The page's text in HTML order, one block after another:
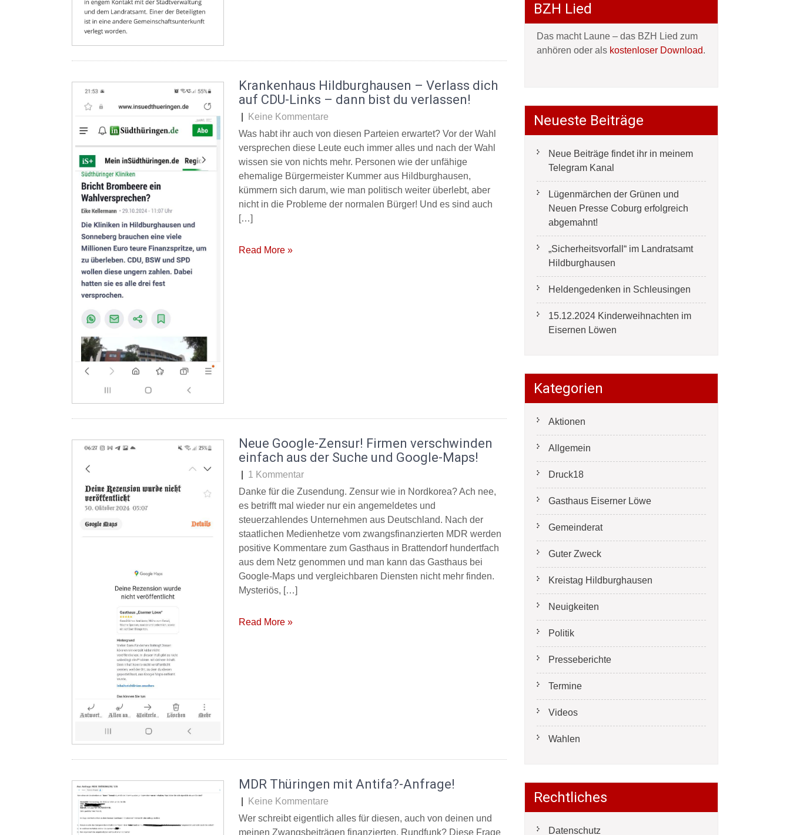
Krankenhaus Hildburghausen – Verlass dich
auf CDU-Links – dann bist du verlassen!
Keine Kommentare
Was habt ihr auch von diesen Parteien erwartet? Vor der Wahl
versprechen diese Leute euch immer alles und nach der Wahl
wissen sie von nichts mehr. Personen wie der unfähige
ehemalige Bürgermeister Kummer aus Hildburghausen,
kümmern sich darum, wie man politisch weiter überlebt, aber
nicht in die Probleme der normalen Bürger! Und es sind auch
[…]
Read More »
Neue Google-Zensur! Firmen verschwinden
einfach aus der Suche und Google-Maps!
1 Kommentar
Danke für die Zusendung. Zensur wie in Nordkorea? Ach nee,
es betrifft mal wieder nur ein angemeldetes und
steuerzahlendes Unternehmen aus Deutschland. Nach der
staatlichen Medienhetze vom zwangsfinanzierten MDR werden
positive Kommentare zum Gasthaus in Brattendorf hundertfach
aus dem Netz genommen und man kann das Gasthaus bei
Google-Maps und vergleichbaren Diensten nicht mehr finden.
Mysteriös, […]
Read More »
MDR Thüringen mit Antifa?-Anfrage!
Keine Kommentare
Wer schreibt eigentlich alles für diesen, auch von deinen und
meinen Zwangsbeiträgen finanzierten, Rundfunk? Diese Frage
BZH Lied
Das macht Laune – das BZH Lied zum
anhören oder als kostenloser Download.
Neueste Beiträge
Neue Beiträge findet ihr in meinem
Telegram Kanal
Lügenmärchen der Grünen und
Neuen Presse Coburg erfolgreich
abgemahnt!
„Sicherheitsvorfall“ im Landratsamt
Hildburghausen
Heldengedenken in Schleusingen
15.12.2024 Kinderweihnachten im
Eisernen Löwen
Kategorien
Aktionen
Allgemein
Druck18
Gasthaus Eiserner Löwe
Gemeinderat
Guter Zweck
Kreistag Hildburghausen
Neuigkeiten
Politik
Presseberichte
Termine
Videos
Wahlen
Rechtliches
Datenschutz